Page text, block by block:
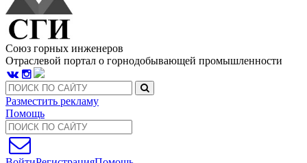
Союз горных инженеров
Отраслевой портал о горнодобывающей промышленности
Разместить рекламу
Помощь